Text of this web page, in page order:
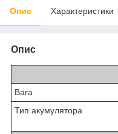
Опис Характеристики
Опис
Вага
Тип акумулятора